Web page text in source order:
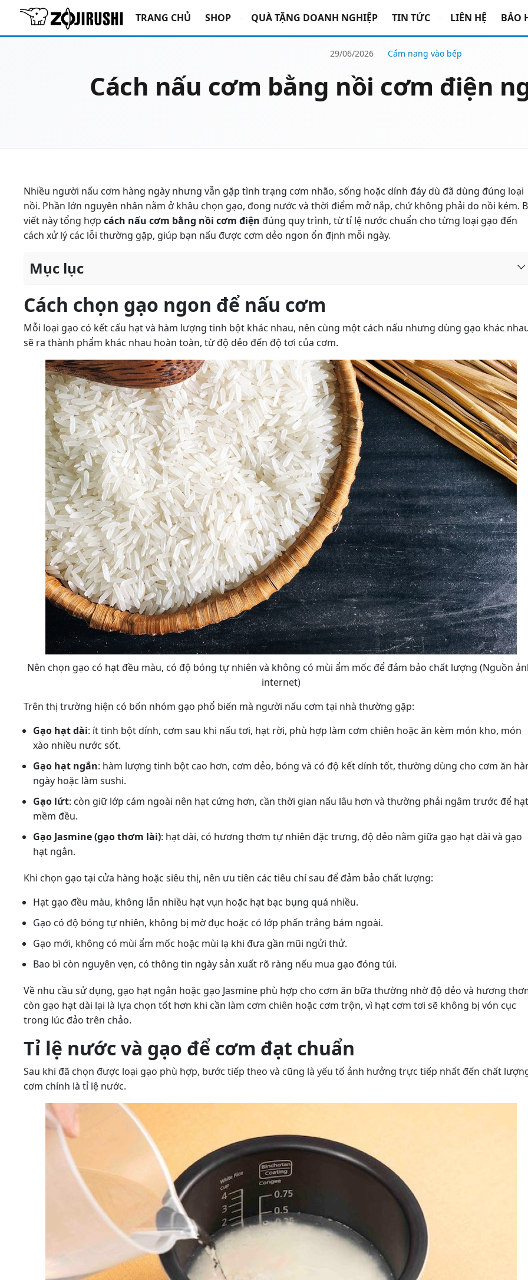
TRANG CHỦ SHOP QUÀ TẶNG DOANH NGHIỆP TIN TỨC LIÊN HỆ BẢO
29/06/2026 Cẩm nang vào bếp
Cách nấu cơm bằng nồi cơm điện
Nhiều người nấu cơm hàng ngày nhưng vẫn gặp tình trạng cơm nhão, sống hoặc dính đáy dù đã dùng đúng loại
nồi. Phần lớn nguyên nhân nằm ở khâu chọn gạo, đong nước và thời điểm mở nắp, chứ không phải do nồi kém.
viết này tổng hợp cách nấu cơm bằng nồi cơm điện đúng quy trình, từ tỉ lệ nước chuẩn cho từng loại gạo đến
cách xử lý các lỗi thường gặp, giúp bạn nấu được cơm dẻo ngon ổn định mỗi ngày.
Mục lục
Cách chọn gạo ngon để nấu cơm
Mỗi loại gạo có kết cấu hạt và hàm lượng tinh bột khác nhau, nên cùng một cách nấu nhưng dùng gạo khác
sẽ ra thành phẩm khác nhau hoàn toàn, từ độ dẻo đến độ tơi của cơm.
Nên chọn gạo có hạt đều màu, có độ bóng tự nhiên và không có mùi ẩm mốc để đảm bảo chất lượng (Nguồn
internet)
Trên thị trường hiện có bốn nhóm gạo phổ biến mà người nấu cơm tại nhà thường gặp:
Gạo hạt dài: ít tinh bột dính, cơm sau khi nấu tơi, hạt rời, phù hợp làm cơm chiên hoặc ăn kèm món kho, món
xào nhiều nước sốt.
Gạo hạt ngắn: hàm lượng tinh bột cao hơn, cơm dẻo, bóng và có độ kết dính tốt, thường dùng cho cơm ăn
ngày hoặc làm sushi.
Gạo lứt: còn giữ lớp cám ngoài nên hạt cứng hơn, cần thời gian nấu lâu hơn và thường phải ngâm trước để hạt
mềm đều.
Gạo Jasmine (gạo thơm lài): hạt dài, có hương thơm tự nhiên đặc trưng, độ dẻo nằm giữa gạo hạt dài và gạo
hạt ngắn.
Khi chọn gạo tại cửa hàng hoặc siêu thị, nên ưu tiên các tiêu chí sau để đảm bảo chất lượng:
Hạt gạo đều màu, không lẫn nhiều hạt vụn hoặc hạt bạc bụng quá nhiều.
Gạo có độ bóng tự nhiên, không bị mờ đục hoặc có lớp phấn trắng bám ngoài.
Gạo mới, không có mùi ẩm mốc hoặc mùi lạ khi đưa gần mũi ngửi thử.
Bao bì còn nguyên vẹn, có thông tin ngày sản xuất rõ ràng nếu mua gạo đóng túi.
Về nhu cầu sử dụng, gạo hạt ngắn hoặc gạo Jasmine phù hợp cho cơm ăn bữa thường nhờ độ dẻo và hương
còn gạo hạt dài lại là lựa chọn tốt hơn khi cần làm cơm chiên hoặc cơm trộn, vì hạt cơm tơi sẽ không bị vón cục
trong lúc đảo trên chảo.
Tỉ lệ nước và gạo để cơm đạt chuẩn
Sau khi đã chọn được loại gạo phù hợp, bước tiếp theo và cũng là yếu tố ảnh hưởng trực tiếp nhất đến chất
cơm chính là tỉ lệ nước.